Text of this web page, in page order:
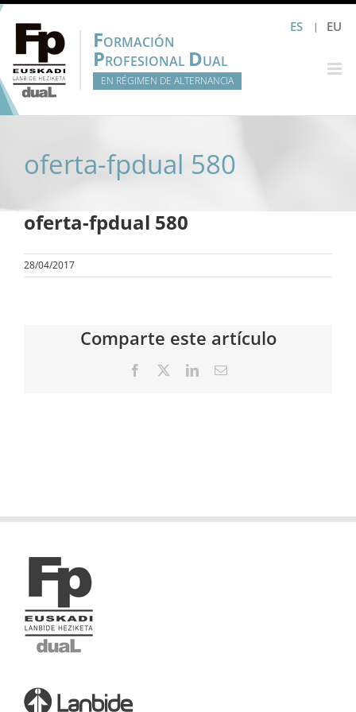
Saltar
contenido
ES EU
FORMACIÓN
PROFESIONAL DUAL
EN RÉGIMEN DE ALTERNANCIA
oferta-fpdual 580
oferta-fpdual 580
28/04/2017
Comparte este artículo
Facebook LinkedInCorreo